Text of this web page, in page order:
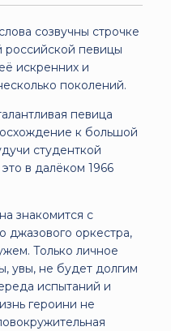
созвучны строчке
российской певицы
искренних и
поколений.
певица
к большой
студенткой
в далёком 1966
знакомится с
джазового оркестра,
Только личное
увы, не будет долгим
испытаний и
героини не